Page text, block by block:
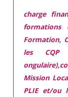
charge
formations
Formation,
les CQP
Mission
PLIE et/ou